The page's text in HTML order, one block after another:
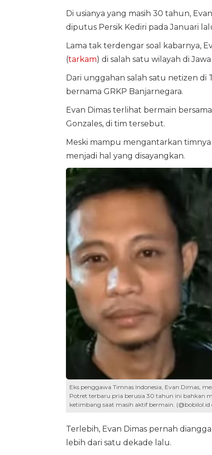
Di usianya yang masih 30 tahun,
diputus Persik Kediri pada Januari
Lama tak terdengar soal kabarnya,
(tarkam) di salah satu wilayah di
Dari unggahan salah satu netizen di
bernama GRKP Banjarnegara.
Evan Dimas terlihat bermain
Gonzales, di tim tersebut.
Meski mampu mengantarkan
menjadi hal yang disayangkan.
Eks penggawa Timnas Indonesia, Evan Dimas,
Potret terbaru pria berusia 30 tahun ini bahkan
ketimbang saat masih aktif bermain. (@bobilol.id
Terlebih, Evan Dimas pernah
lebih dari satu dekade lalu.